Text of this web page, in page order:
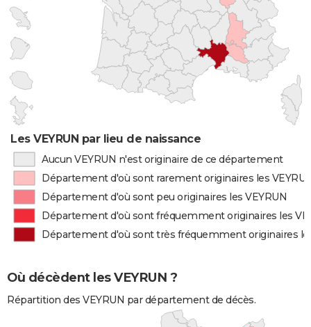
Les VEYRUN par lieu de naissance
Aucun VEYRUN n'est originaire de ce département
Département d'où sont rarement originaires les
Département d'où sont peu originaires les VEYRUN
Département d'où sont fréquemment originaires les
Département d'où sont très fréquemment originaires
Où décèdent les VEYRUN ?
Répartition des VEYRUN par département de décès.